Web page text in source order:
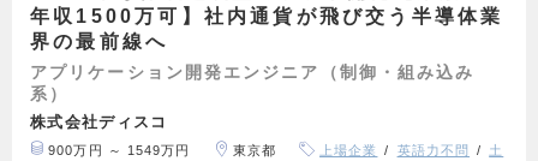
年収1500万可】社内通貨が飛び交う半導体業
界の最前線へ
アプリケーション開発エンジニア（制御・組み込み
系）
株式会社ディスコ
900万円 ～ 1549万円 東京都 上場企業 英語力不問
土